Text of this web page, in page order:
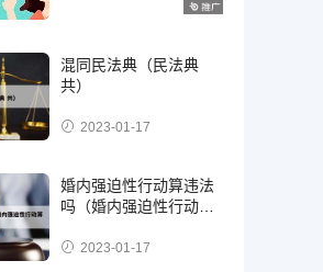
混同民法典（民法典
共）
2023-01-17
婚内强迫性行动算违法
吗（婚内强迫性行动算
2023-01-17